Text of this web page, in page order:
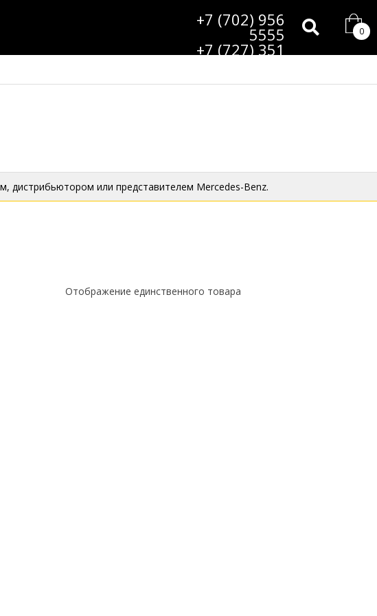
+7 (702) 956
5555
+7 (727) 351
дистрибьютором или представителем Mercedes-Benz.
Отображение единственного товара
0